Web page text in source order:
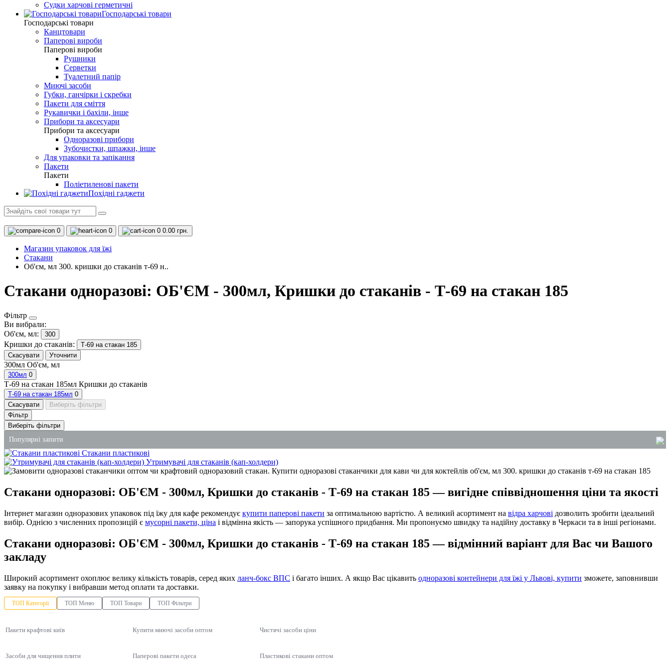
Судки харчові герметичні
Господарські товари
Господарські товари
Канцтовари
Паперові вироби
Паперові вироби
Рушники
Серветки
Туалетний папір
Миючі засоби
Губки, ганчірки і скребки
Пакети для сміття
Рукавички і бахіли, інше
Прибори та аксесуари
Прибори та аксесуари
Одноразові прибори
Зубочистки, шпажки, інше
Для упаковки та запікання
Пакети
Пакети
Поліетиленові пакети
Похідні гаджети
0 0 0 0.00 грн.
Магазин упаковок для їжі
Стакани
Об'єм, мл 300. кришки до стаканів т-69 н..
Стакани одноразові: ОБ'ЄМ - 300мл, Кришки до стаканів - Т-69 на стакан 185
Фільтр
Ви вибрали:
Об'єм, мл:
300
Кришки до стаканів:
Т-69 на стакан 185
Скасувати
Уточнити
300мл Об'єм, мл
300мл 0
Т-69 на стакан 185мл Кришки до стаканів
Т-69 на стакан 185мл 0
Скасувати
Виберіть фільтри
Фільтр
Виберіть фільтри
Популярні запити
супниця одноразова паперова
засоби для миття туалетів
магазини господарських товарів київ
Стакани пластикові
Утримувачі для стаканів (кап-холдери)
Стакани одноразові: ОБ'ЄМ - 300мл, Кришки до стаканів - Т-69 на стакан 185 — вигідне співвідношення ціни та якості
Інтернет магазин одноразових упаковок під їжу для кафе рекомендує купити паперові пакети за оптимальною вартістю. А великий асортимент на відра харчові дозволить зробити ідеальний
вибір. Однією з численних пропозицій є мусорні пакети, ціна і відмінна якість — запорука успішного придбання. Ми пропонуємо швидку та надійну доставку в Черкаси та в інші регіонами.
Стакани одноразові: ОБ'ЄМ - 300мл, Кришки до стаканів - Т-69 на стакан 185 — відмінний варіант для Вас чи Вашого
закладу
Широкий асортимент охоплює велику кількість товарів, серед яких ланч-бокс ВПС і багато інших. А якщо Вас цікавить одноразові контейнери для їжі у Львові, купити зможете, заповнивши
заявку на покупку і вибравши метод оплати та доставки.
ТОП Категорії ТОП Меню ТОП Товари ТОП Фільтри
Пакети крафтові київ
Засоби для чищення плити
Купити миючі засоби оптом
Паперові пакети одеса
Чистячі засоби ціни
Пластикові стакани оптом